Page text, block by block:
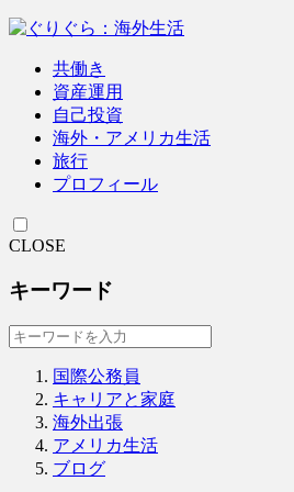
共働き
資産運用
自己投資
海外・アメリカ生活
旅行
プロフィール
CLOSE
キーワード
国際公務員
キャリアと家庭
海外出張
アメリカ生活
ブログ